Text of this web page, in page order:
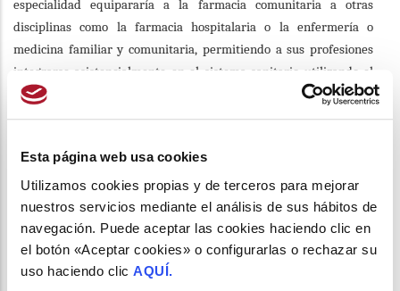
Esta página web usa cookies
Utilizamos cookies propias y de terceros para mejorar
nuestros servicios mediante el análisis de sus hábitos de
navegación. Puede aceptar las cookies haciendo clic en
el botón «Aceptar cookies» o configurarlas o rechazar su
uso haciendo clic AQUÍ.
especialidad equipararía a la farmacia comunitaria a otras
disciplinas como la farmacia hospitalaria o la enfermería o
medicina familiar y comunitaria, permitiendo a sus profesiones
integrarse asistencialmente en el sistema sanitario utilizando el
mismo sistema formativo.
especialidad de que no sea obligatoria para ejercer en farmacia
de especialista a aquellos que estén ejerciendo con un mínimo de
años de experiencia, como ha ocurrido en otras especialidades
sanitarias. En el coloquio se ha expuesto además la necesidad de
que dicha formación sea regulada de forma similar al resto de
existentes en el campo de ciencias de la salud (enfermería,